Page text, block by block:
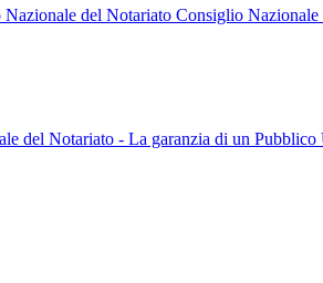
del Notariato Consiglio
del Notariato - La garanzia di un